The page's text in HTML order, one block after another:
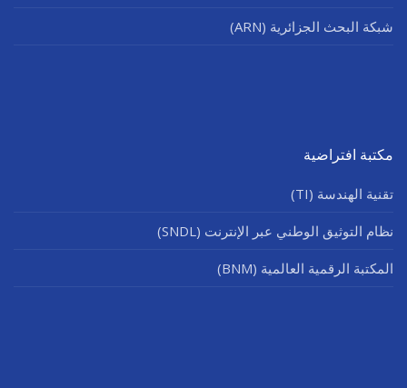
شبكة البحث الجزائرية (ARN)
مكتبة افتراضية
تقنية الهندسة (TI)
نظام التوثيق الوطني عبر الإنترنت (SNDL)
المكتبة الرقمية العالمية (BNM)